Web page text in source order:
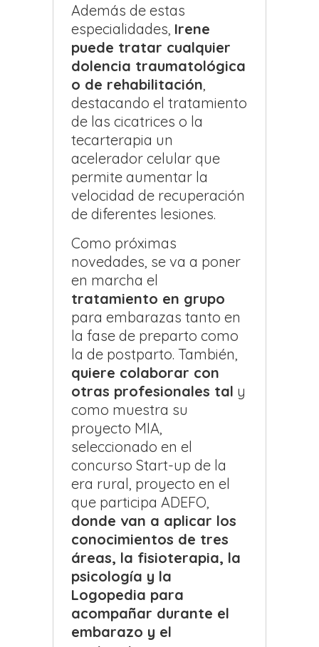
Además de estas
especialidades, Irene
puede tratar cualquier
dolencia traumatológica
o de rehabilitación
destacando el tratamiento
de las cicatrices o la
tecarterapia un
acelerador celular que
permite aumentar la
velocidad de recuperación
de diferentes lesiones.
Como próximas
novedades, se va a poner
en marcha el
tratamiento en grupo
para embarazas tanto en
la fase de preparto como
la de postparto. También,
quiere colaborar con
otras profesionales tal y
como muestra su
proyecto MIA,
seleccionado en el
concurso Start-up de la
era rural, proyecto en el
que participa ADEFO,
donde van a aplicar los
conocimientos de tres
áreas, la fisioterapia, la
psicología y la
Logopedia para
acompañar durante el
embarazo y el